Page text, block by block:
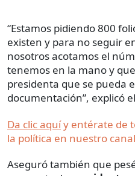
“Estamos pidiendo 800
existen y para no seguir
nosotros acotamos el
tenemos en la mano y
presidenta que se pueda
documentación”, explicó
Da clic aquíy entérate de
la política en nuestro
Aseguró también que